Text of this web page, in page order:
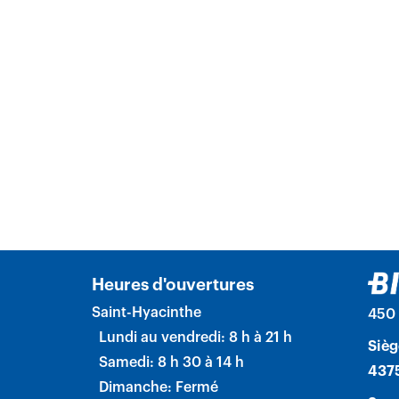
Heures d'ouvertures
Saint-Hyacinthe
Lundi au vendredi: 8 h à 21 h
Samedi: 8 h 30 à 14 h
Dimanche: Fermé
450